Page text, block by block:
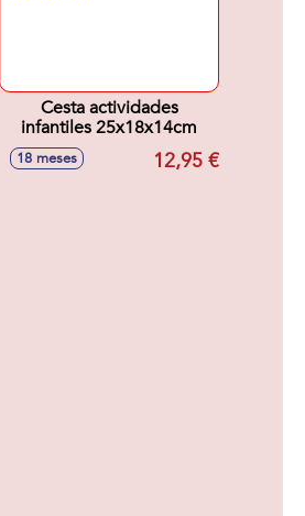
Cesta actividades
infantiles 25x18x14cm
18 meses 12,95 €